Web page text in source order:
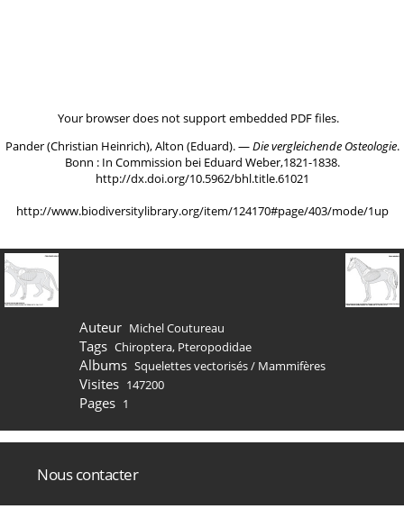
Your browser does not support embedded PDF files.
Pander (Christian Heinrich), Alton (Eduard). ―Die vergleichende Osteologie.
Bonn : In Commission bei Eduard Weber,1821-1838.
http://dx.doi.org/10.5962/bhl.title.61021
http://www.biodiversitylibrary.org/item/124170#page/403/mode/1up
Auteur Michel Coutureau
Tags Chiroptera, Pteropodidae
Albums Squelettes vectorisés/ Mammifères
Visites 147200
Pages 1
Nous contacter